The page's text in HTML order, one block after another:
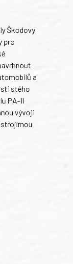
Škodovy
pro
a
stého
PA-II
vývoji